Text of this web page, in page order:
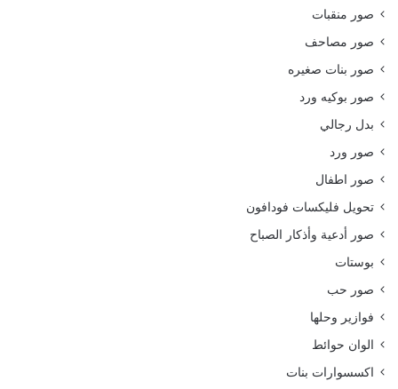
صور منقبات
صور مصاحف
صور بنات صغيره
صور بوكيه ورد
بدل رجالي
صور ورد
صور اطفال
تحويل فليكسات فودافون
صور أدعية وأذكار الصباح
بوستات
صور حب
فوازير وحلها
الوان حوائط
اكسسوارات بنات